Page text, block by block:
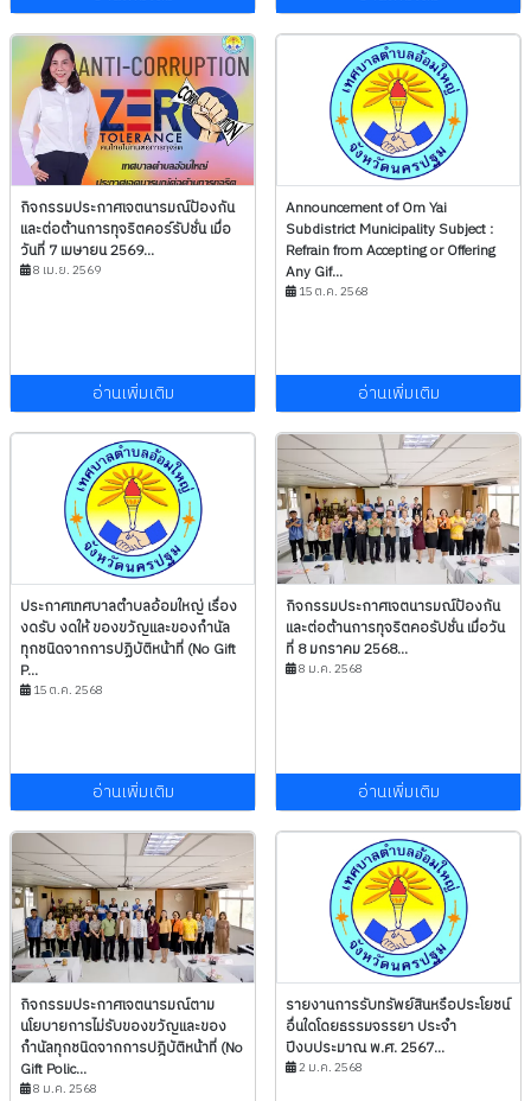
กิจกรรมประกาศเจตนารมณ์ป้องกัน
และต่อต้านการทุจริตคอร์รัปชั่น เมื่อ
วันที่ 7 เมษายน 2569...
8 เม.ย. 2569
อ่านเพิ่มเติม
Announcement of Om Yai
Subdistrict Municipality Subject :
Refrain from Accepting or Offering
Any Gif...
15 ต.ค. 2568
อ่านเพิ่มเติม
ประกาศเทศบาลตำบลอ้อมใหญ่ เรื่อง
งดรับ งดให้ ของขวัญและของกำนัล
ทุกชนิดจากการปฏิบัติหน้าที่ (No Gift
P...
15 ต.ค. 2568
อ่านเพิ่มเติม
กิจกรรมประกาศเจตนารมณ์ป้องกัน
และต่อต้านการทุจริตคอรัปชั่น เมื่อวัน
ที่ 8 มกราคม 2568...
8 ม.ค. 2568
อ่านเพิ่มเติม
กิจกรรมประกาศเจตนารมณ์ตาม
นโยบายการไม่รับของขวัญและของ
กำนัลทุกชนิดจากการปฎิบัติหน้าที่ (No
Gift Polic...
8 ม.ค. 2568
รายงานการรับทรัพย์สินหรือประโยชน์
อื่นใดโดยธรรมจรรยา ประจำ
ปีงบประมาณ พ.ศ. 2567...
2 ม.ค. 2568